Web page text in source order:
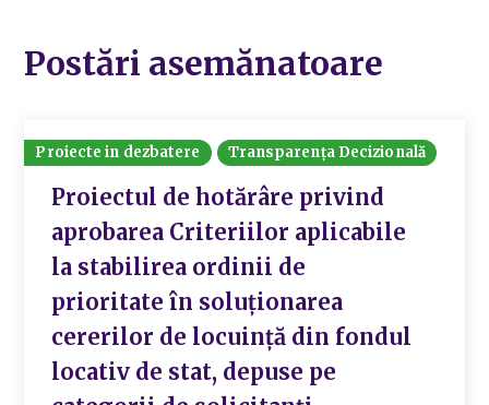
Postări asemănatoare
Proiecte in dezbatere Transparența Decizională
Proiectul de hotărâre privind
aprobarea Criteriilor aplicabile
la stabilirea ordinii de
prioritate în soluționarea
cererilor de locuință din fondul
locativ de stat, depuse pe